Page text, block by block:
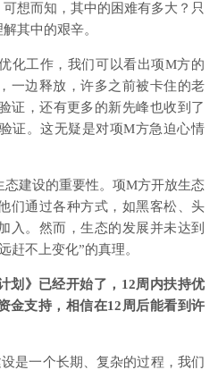
想而知，其中的困难有多大？只
其中的艰辛。
化工作，我们可以看出项M方的
一边释放，许多之前被卡住的老
证，还有更多的新先峰也收到了
证。这无疑是对项M方急迫心情
态建设的重要性。项M方开放生态
们通过各种方式，如黑客松、头
入。然而，生态的发展并未达到
赶不上变化”的真理。
划》已经开始了，12周内扶持优
金支持，相信在12周后能看到许
是一个长期、复杂的过程，我们